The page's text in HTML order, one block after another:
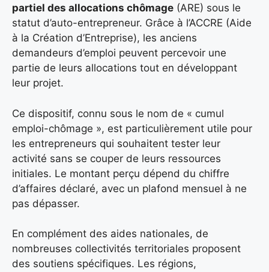
partiel des allocations chômage (ARE) sous le
statut d’auto-entrepreneur. Grâce à l’ACCRE (Aide
à la Création d’Entreprise), les anciens
demandeurs d’emploi peuvent percevoir une
partie de leurs allocations tout en développant
leur projet.
Ce dispositif, connu sous le nom de « cumul
emploi-chômage », est particulièrement utile pour
les entrepreneurs qui souhaitent tester leur
activité sans se couper de leurs ressources
initiales. Le montant perçu dépend du chiffre
d’affaires déclaré, avec un plafond mensuel à ne
pas dépasser.
En complément des aides nationales, de
nombreuses collectivités territoriales proposent
des soutiens spécifiques. Les régions,